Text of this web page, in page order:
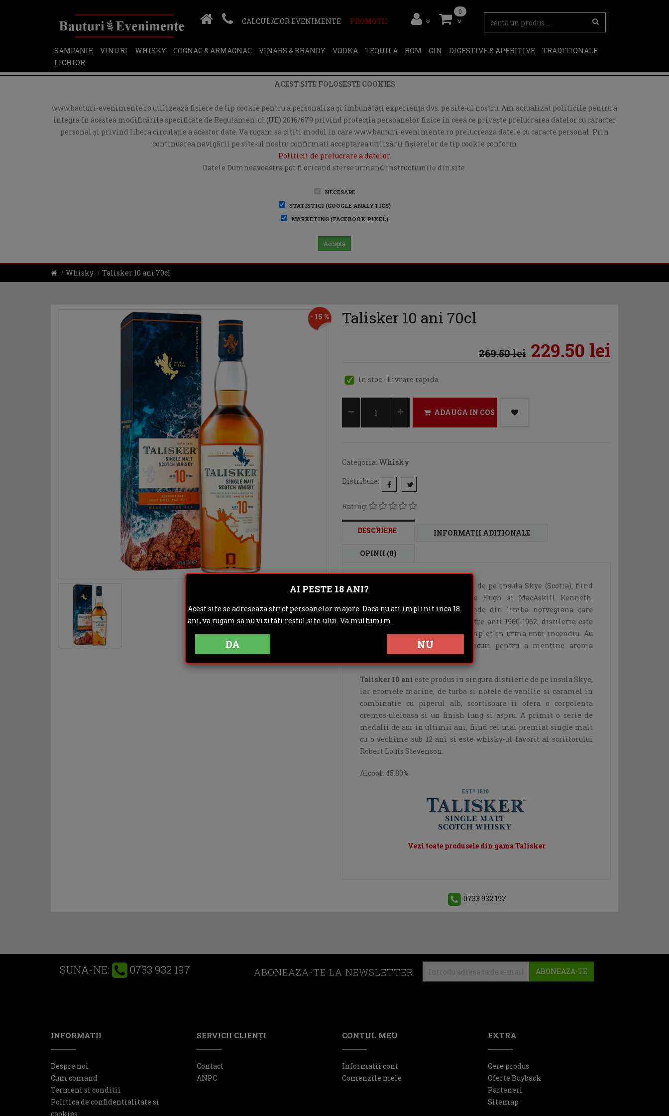
CALCULATOR EVENIMENTE PROMOTII
0
SAMPANIE VINURI WHISKY COGNAC & ARMAGNAC VINARS & BRANDY VODKA TEQUILA ROM GIN DIGESTIVE & APERITIVE
TRADITIONALE
LICHIOR
ACEST SITE FOLOSESTE COOKIES
www.bauturi-evenimente.ro utilizează fişiere de tip cookie pentru a personaliza și îmbunătăți experiența dvs. pe site-ul nostru. Am actualizat politicile pentru a
integra în acestea modificările specificate de Regulamentul (UE) 2016/679 privind protecția persoanelor fizice în ceea ce privește prelucrarea datelor cu caracter
personal și privind libera circulație a acestor date. Va rugam sa cititi modul in care www.bauturi-evenimente.ro prelucreaza datele cu caracte personal. Prin
continuarea navigării pe site-ul nostru confirmati acceptarea utilizării fişierelor de tip cookie conform
Politicii de prelucrare a datelor.
Datele Dumneavoastra pot fi oricand sterse urmand instructiunile din site.
NECESARE
STATISTICI (GOOGLE ANALYTICS)
MARKETING (FACEBOOK PIXEL)
Accepta
Whisky Talisker 10 ani 70cl
- 15 % Talisker 10 ani 70cl
269.50 lei 229.50 lei
In stoc - Livrare rapida
ADAUGA IN COS
Categoria: Whisky
Distribuie:
Rating:
DESCRIERE INFORMATII ADITIONALE
OPINII (0)
Distileria Talisker este singura de pe insula Skye (Scotia), fiind
fondata in anul 1830 de catre Hugh si MacAskill Kenneth.
Denumirea de Talisker, provinde din limba norvegiana care
inseamna "piatra inclinata". Intre anii 1960-1962, distileria este
reconstruita, deoarece a ars complet in urma unui incendiu. Au
fost refacute si cele 5 alambicuri pentru a mentine aroma
originala Talisker.
Talisker 10 ani este produs in singura distilerie de pe insula Skye,
iar aromele marine, de turba si notele de vanilie si caramel in
combinatie cu piperul alb, scortisoara ii ofera o corpolenta
cremos-uleioasa si un finish lung si aspru. A primit o serie de
medalii de aur in ultimii ani, fiind cel mai premiat single malt
cu o vechime sub 12 ani si este whisky-ul favorit al scriitorului
Robert Louis Stevenson.
Alcool: 45.80%
Vezi toate produsele din gama Talisker
0733 932 197
SUNA-NE: 0733 932 197 ABONEAZA-TE LA NEWSLETTER ABONEAZA-TE
INFORMATII
Despre noi
Cum comand
Termeni si conditii
Politica de confidentialitate si
cookies
SERVICII CLIENŢI
Contact
ANPC
CONTUL MEU
Informatii cont
Comenzile mele
EXTRA
Cere produs
Oferte Buyback
Parteneri
Sitemap
AI PESTE 18 ANI?
Acest site se adreseaza strict persoanelor majore. Daca nu ati implinit inca 18
ani, va rugam sa nu vizitati restul site-ului. Va multumim.
DA NU